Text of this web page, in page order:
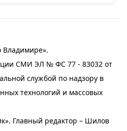
Владимире».
СМИ ЭЛ № ФС 77 - 83032 от
службой по надзору в
технологий и массовых
Главный редактор – Шилов